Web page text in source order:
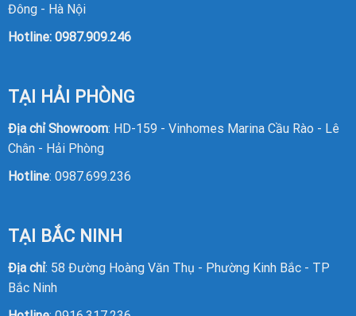
Đông - Hà Nội
Hotline: 0987.909.246
TẠI HẢI PHÒNG
Địa chỉ Showroom: HD-159 - Vinhomes Marina Cầu Rào - Lê
Chân - Hải Phòng
Hotline: 0987.699.236
TẠI BẮC NINH
Địa chỉ: 58 Đường Hoàng Văn Thụ - Phường Kinh Bắc - TP
Bắc Ninh